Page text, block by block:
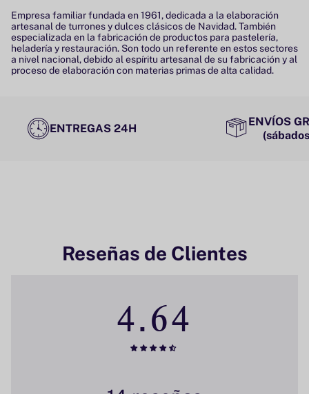
Empresa familiar fundada en 1961, dedicada a la elaboración
artesanal de turrones y dulces clásicos de Navidad. También
especializada en la fabricación de productos para pastelería,
heladería y restauración. Son todo un referente en estos sectores
a nivel nacional, debido al espíritu artesanal de su fabricación y al
proceso de elaboración con materias primas de alta calidad.
ENTREGAS 24H
ENVÍOS
Reseñas de Clientes
4.64